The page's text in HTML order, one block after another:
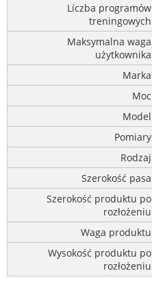
Liczba programów
treningowych
Maksymalna waga
użytkownika
Marka
Moc
Model
Pomiary
Rodzaj
Szerokość pasa
Szerokość produktu po
rozłożeniu
Waga produktu
Wysokość produktu po
rozłożeniu